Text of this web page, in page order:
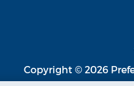
Copyright © 2026